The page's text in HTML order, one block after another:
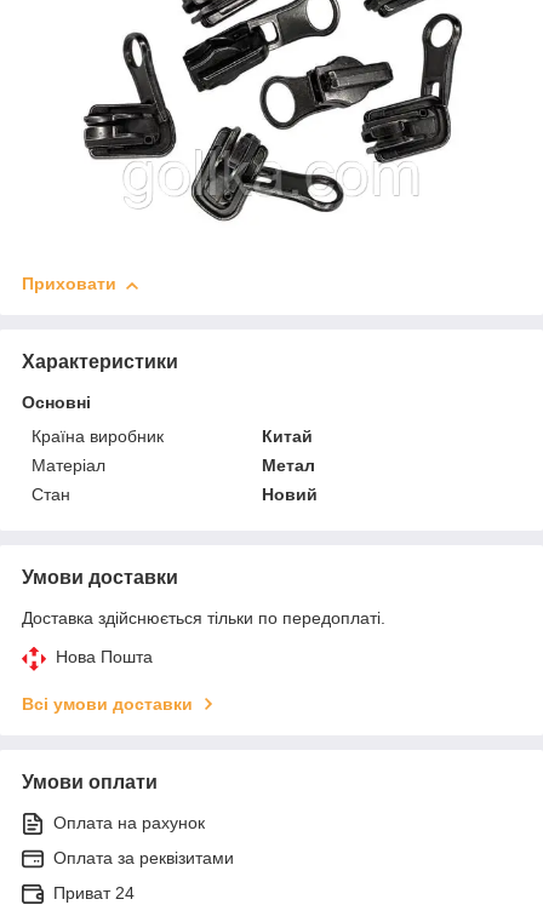
Приховати
Характеристики
Основні
Країна виробник
Китай
Матеріал
Метал
Стан
Новий
Умови доставки
Доставка здійснюється тільки по передоплаті.
Нова Пошта
Всі умови доставки
Умови оплати
Оплата на рахунок
Оплата за реквізитами
Приват 24